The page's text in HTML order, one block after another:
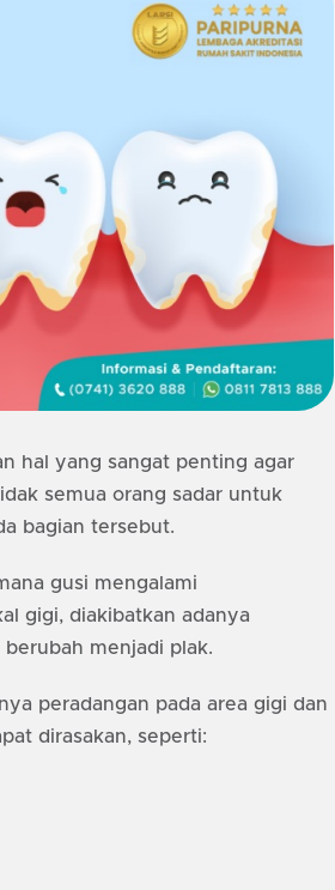
hal yang sangat penting agar
semua orang sadar untuk
bagian tersebut.
gusi mengalami
gigi, diakibatkan adanya
menjadi plak.
peradangan pada area gigi dan
dirasakan, seperti: